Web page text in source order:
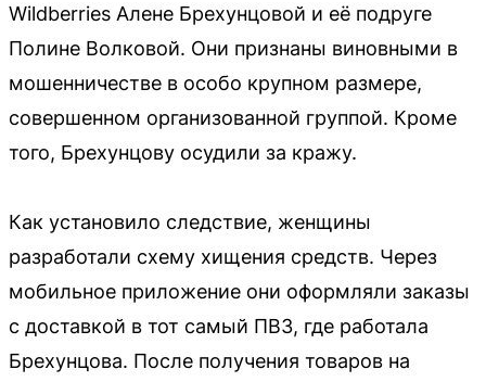
Wildberries Алене Брехунцовой и её подруге
Полине Волковой. Они признаны виновными в
мошенничестве в особо крупном размере,
совершенном организованной группой. Кроме
того, Брехунцову осудили за кражу.
Как установило следствие, женщины
разработали схему хищения средств. Через
мобильное приложение они оформляли заказы
с доставкой в тот самый ПВЗ, где работала
Брехунцова. После получения товаров на